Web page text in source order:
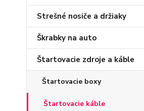
Strešné nosiče a držiaky
Škrabky na auto
Štartovacie zdroje a káble
Štartovacie boxy
Štartovacie káble